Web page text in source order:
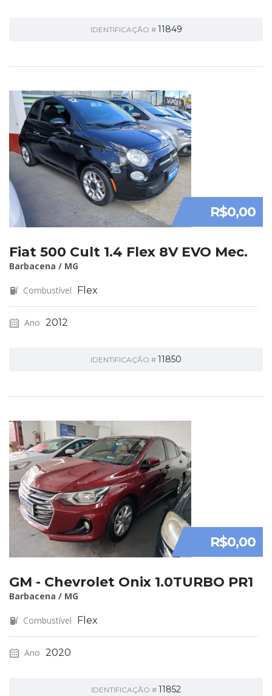
IDENTIFICAÇÃO # 11849
R$0,00
Fiat 500 Cult 1.4 Flex 8V EVO Mec.
Barbacena / MG
Combustível Flex
Ano 2012
IDENTIFICAÇÃO # 11850
R$0,00
GM - Chevrolet Onix 1.0TURBO PR1
Barbacena / MG
Combustível Flex
Ano 2020
IDENTIFICAÇÃO # 11852